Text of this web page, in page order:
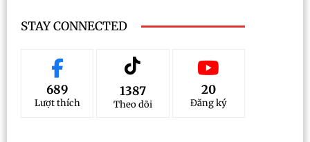
STAY CONNECTED
689
Lượt thích
1387
Theo dõi
20
Đăng ký